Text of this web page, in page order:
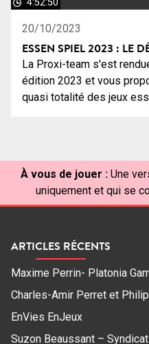
4:52:50
20/10/2023
ESSEN SPIEL 2023 : LE
La Proxi-team s'est
édition 2023 et vous
quasi totalité des jeux
À vous de jouer : Une
uniquement et qui se
ARTICLES RÉCENTS
Maxime Perrin- Platonia
Charles-Amir Perret et
EnVies EnJeux
Suzon Beaussant –